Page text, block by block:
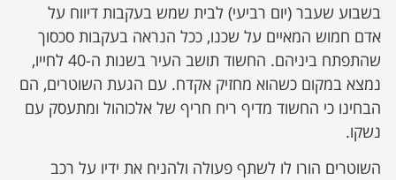
בשבוע שעבר (יום רביעי) לבית שמש בעקבות דיווח על
אדם חמוש המאיים על שכנו, ככל הנראה בעקבות סכסוך
שהתפתח ביניהם. החשוד תושב העיר בשנות ה-40 לחייו,
נמצא במקום כשהוא מחזיק אקדח. עם הגעת השוטרים, הם
הבחינו כי החשוד מדיף ריח חריף של אלכוהול ומתעסק עם
נשקו.
השוטרים הורו לו לשתף פעולה ולהניח את ידיו על רכב